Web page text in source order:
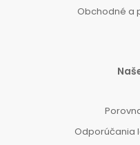
Obchodné a
Odporúčania